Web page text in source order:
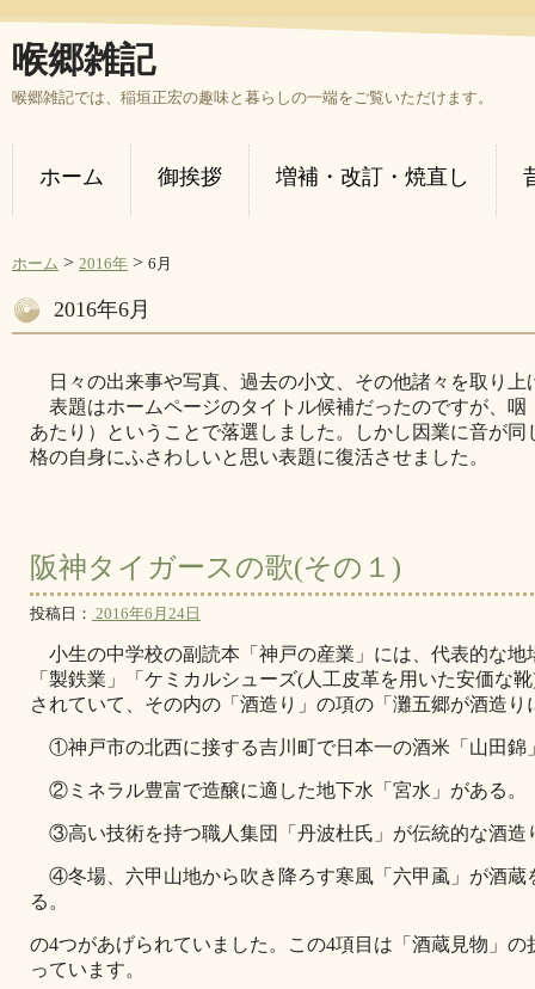
喉郷雑記
喉郷雑記では、稲垣正宏の趣味と暮らしの一端をご覧いただけます。
ホーム 御挨拶 増補・改訂・焼直し
ホーム > 2016年 > 6月
2016年6月
日々の出来事や写真、過去の小文、その他諸々を取り上
表題はホームページのタイトル候補だったのですが、咽
あたり）ということで落選しました。しかし因業に音が
格の自身にふさわしいと思い表題に復活させました。
阪神タイガースの歌(その１)
投稿日： 2016年6月24日
小生の中学校の副読本「神戸の産業」には、代表的な地
「製鉄業」「ケミカルシューズ(人工皮革を用いた安価な
されていて、その内の「酒造り」の項の「灘五郷が酒造
①神戸市の北西に接する吉川町で日本一の酒米「山田錦
②ミネラル豊富で造醸に適した地下水「宮水」がある。
③高い技術を持つ職人集団「丹波杜氏」が伝統的な酒造
④冬場、六甲山地から吹き降ろす寒風「六甲颪」が酒蔵
る。
の4つがあげられていました。この4項目は「酒蔵見物」
っています。